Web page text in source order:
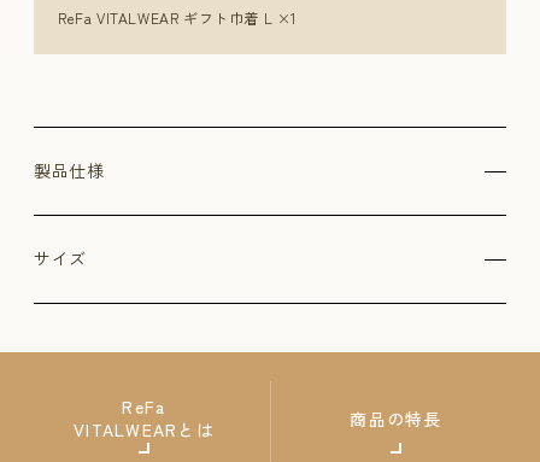
ReFa VITALWEAR ギフト巾着 L ×1
製品仕様
サイズ
ReFa
VITALWEARとは
商品の特長